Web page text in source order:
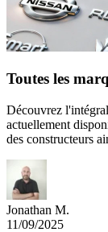
Toutes les
Découvrez
actuellement
des constructeurs
Jonathan M.
11/09/2025